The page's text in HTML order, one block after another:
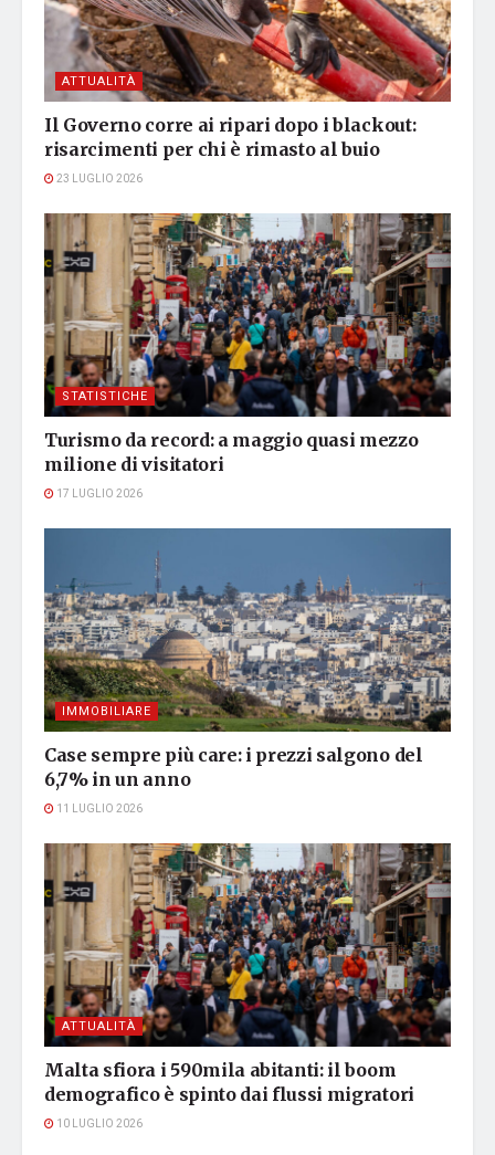
ATTUALITÀ
Il Governo corre ai ripari dopo i blackout:
risarcimenti per chi è rimasto al buio
23 LUGLIO 2026
STATISTICHE
Turismo da record: a maggio quasi mezzo
milione di visitatori
17 LUGLIO 2026
IMMOBILIARE
Case sempre più care: i prezzi salgono del
6,7% in un anno
11 LUGLIO 2026
ATTUALITÀ
Malta sfiora i 590mila abitanti: il boom
demografico è spinto dai flussi migratori
10 LUGLIO 2026